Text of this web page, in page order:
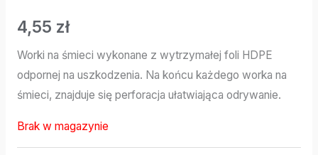
4,55 zł
Worki na śmieci wykonane z wytrzymałej foli HDPE
odpornej na uszkodzenia. Na końcu każdego worka na
śmieci, znajduje się perforacja ułatwiająca odrywanie.
Brak w magazynie